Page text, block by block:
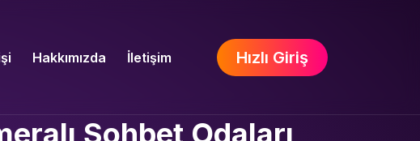
Hakkımızda İletişim Hızlı Giriş
Sohbet Odaları